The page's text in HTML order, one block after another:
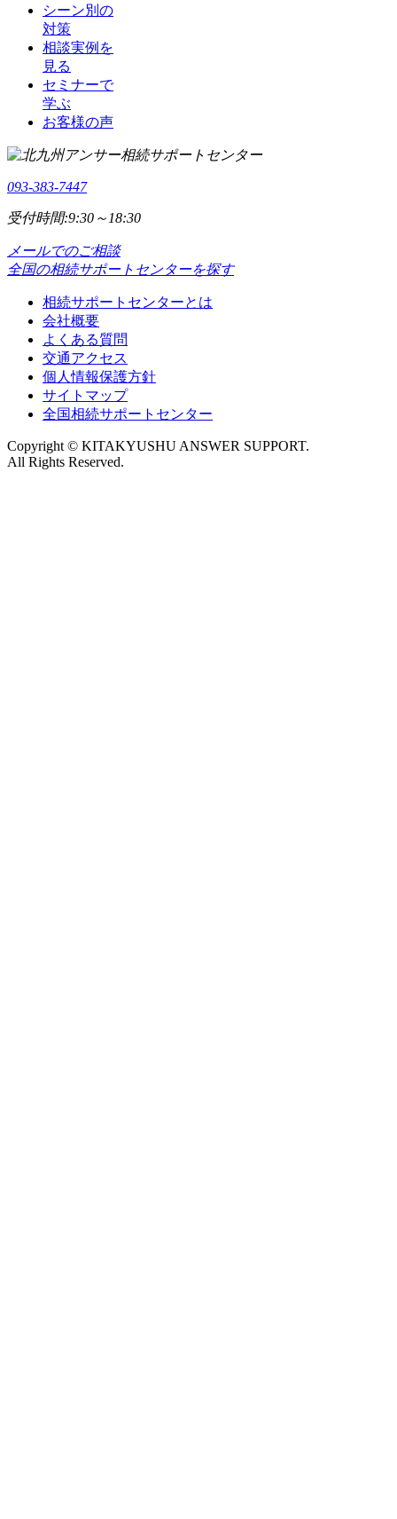
シーン別の
対策
相談実例を
見る
セミナーで
学ぶ
お客様の声
093-383-7447
受付時間:9:30～18:30
メールでのご相談
全国の相続サポートセンターを探す
相続サポートセンターとは
会社概要
よくある質問
交通アクセス
個人情報保護方針
サイトマップ
全国相続サポートセンター
Copyright © KITAKYUSHU ANSWER SUPPORT.
All Rights Reserved.